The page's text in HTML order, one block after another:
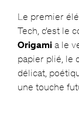
Le premier
Tech, c’est le
Origamia le
papier plié, le
délicat,
une touche